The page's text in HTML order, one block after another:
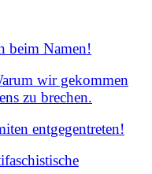
beim Namen!
wir gekommen
zu brechen.
entgegentreten!